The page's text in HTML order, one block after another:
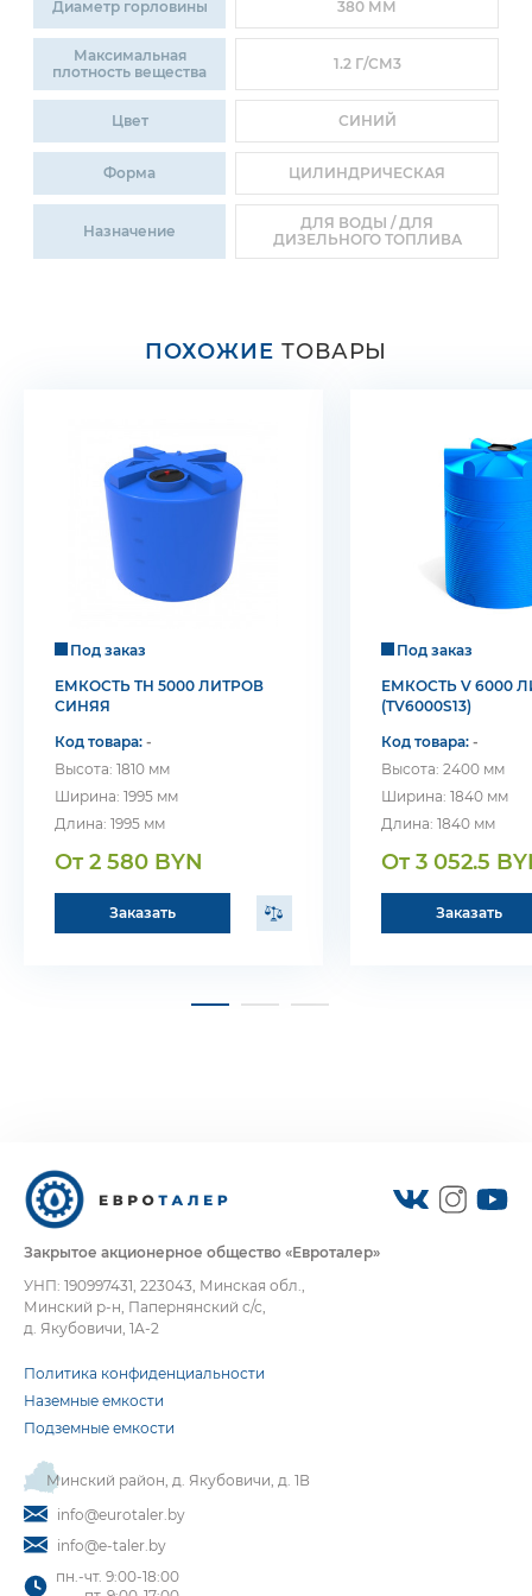
Диаметр горловины 380 ММ
Максимальная
плотность вещества
1.2 Г/СМ3
Цвет СИНИЙ
Форма ЦИЛИНДРИЧЕСКАЯ
Назначение
ДЛЯ ВОДЫ / ДЛЯ
ДИЗЕЛЬНОГО ТОПЛИВА
ПОХОЖИЕ ТОВАРЫ
Под заказ
ЕМКОСТЬ TH 5000 ЛИТРОВ
СИНЯЯ
Код товара:-
Высота: 1810 мм
Ширина: 1995 мм
Длина: 1995 мм
От 2 580 BYN
Заказать
Под заказ
ЕМКОСТЬ V 6000
(TV6000S13)
Код товара:-
Высота: 2400 мм
Ширина: 1840 мм
Длина: 1840 мм
От 3 052.5
Заказать
Закрытое акционерное общество «Евроталер»
УНП: 190997431, 223043, Минская обл.,
Минский р-н, Папернянский с/с,
д. Якубовичи, 1А-2
Политика конфиденциальности
Наземные емкости
Подземные емкости
Минский район, д. Якубовичи, д. 1В
info@eurotaler.by
info@e-taler.by
пн.-чт. 9:00-18:00